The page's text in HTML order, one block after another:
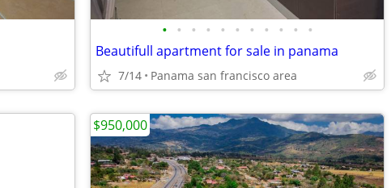
• • • • • • • • • • •
Beautifull apartment for sale in panama
7/14 Panama san francisco area
$950,000